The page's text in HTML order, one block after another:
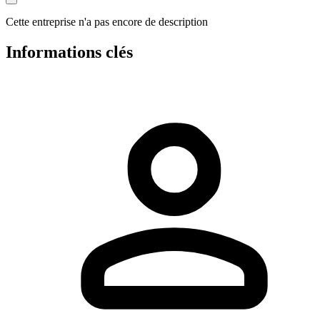
Cette entreprise n'a pas encore de description
Informations clés